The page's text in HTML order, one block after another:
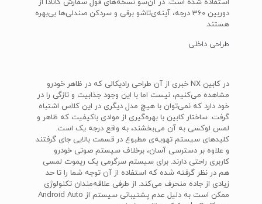
استفاده شده است. در آن‌سو نسخه‌های فول سفارش کانادا از
دوربین 360 درجه، آینه‌ی‌تاشو برقی و سردکن صندلی‌ها بی‌بهره
هستند.
طراحی داخلی
در کابین NX خبری از آن طراحی رادیکالی که در ظاهر خودرو
مشاهده می‌کنیم، نیست اما با این وجود جذابیت و تازگی را در
خود دارد که نمی‌توان با هیچ مدل دیگری در این کلاس اشتباه
گرفت. ساختار کابین با بهره‌گیری از موادی باکیفیت که ظاهر و
لمس لوکسی به آن می‌بخشند، به واقع درجه یک است.
کلیدهای سیستم تهویه‌ی مطبوع در قسمت بالایی جای گرفتند
و علاوه بر دسترسی آسان، برخلاف سیستم صوتی خودرو
کاربری راحتی دارند. برای سیستم سرگرمی یک ریموت لمسی
هم در نظر گرفته شده که استفاده از آن توجه شما را تا حد
زیادی از جاده منحرف می‌کند. از طرفی علاقه‌مندان تکنولوژی
ممکن است به دلیل عدم پشتیبانی سیستم از Android Auto